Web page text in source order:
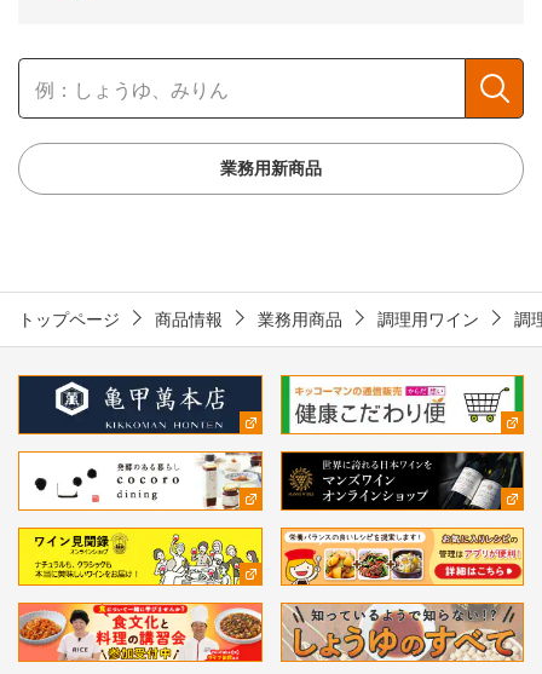
業務用新商品
トップページ 商品情報 業務用商品 調理用ワイン 調